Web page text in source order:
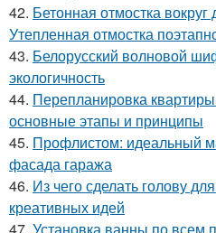
42. Бетонная отмостка
Утепленная отмостка
43. Белорусский волновой
экологичность
44. Перепланировка
основные этапы и принципы
45. Профлистом: идеальный
фасада гаража
46. Из чего сделать голову
креативных идей
47. Установка ванны по всем